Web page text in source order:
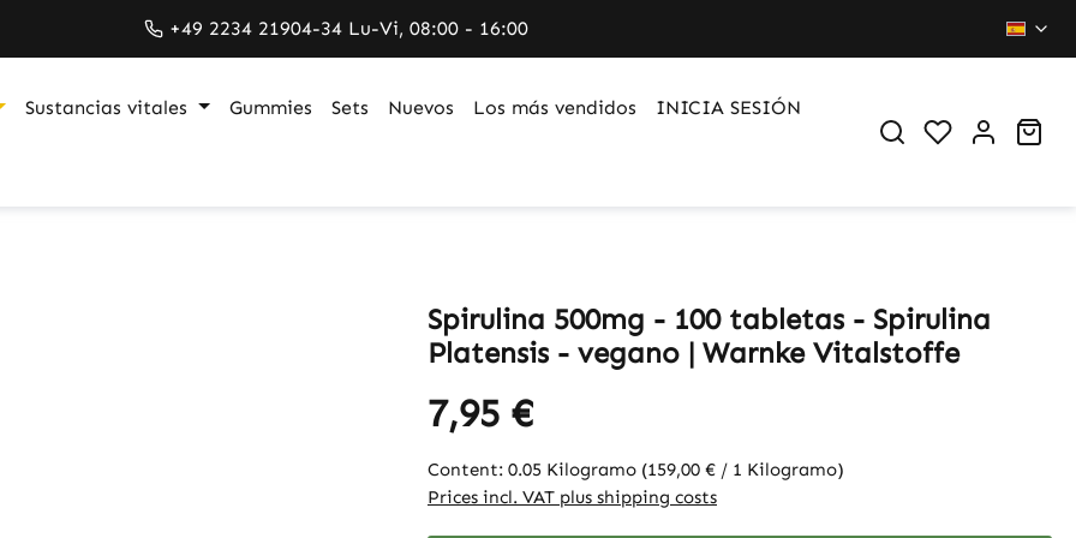
+49 2234 21904-34 Lu-Vi, 08:00 - 16:00
Sustancias vitales Gummies Sets Nuevos Los más vendidos INICIA SESIÓN
You have 0
Spirulina 500mg - 100 tabletas - Spirulina
Platensis - vegano | Warnke Vitalstoffe
7,95 €
Content: 0.05 Kilogramo (159,00 € / 1 Kilogramo)
Prices incl. VAT plus shipping costs